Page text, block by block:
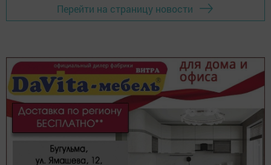
Перейти на страницу новости